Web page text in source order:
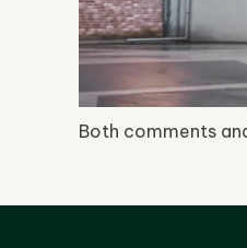
Both comments